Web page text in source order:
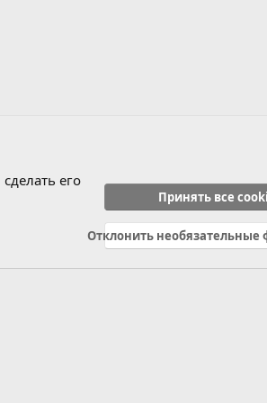
Политика конфиденциальности Справка
его
Принять все
Отклонить необязательные